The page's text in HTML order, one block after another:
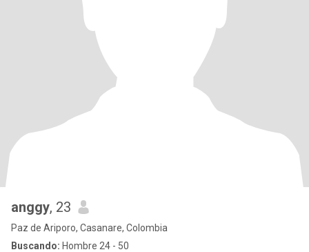
anggy, 23
Paz de Ariporo, Casanare, Colombia
Buscando: Hombre 24 - 50